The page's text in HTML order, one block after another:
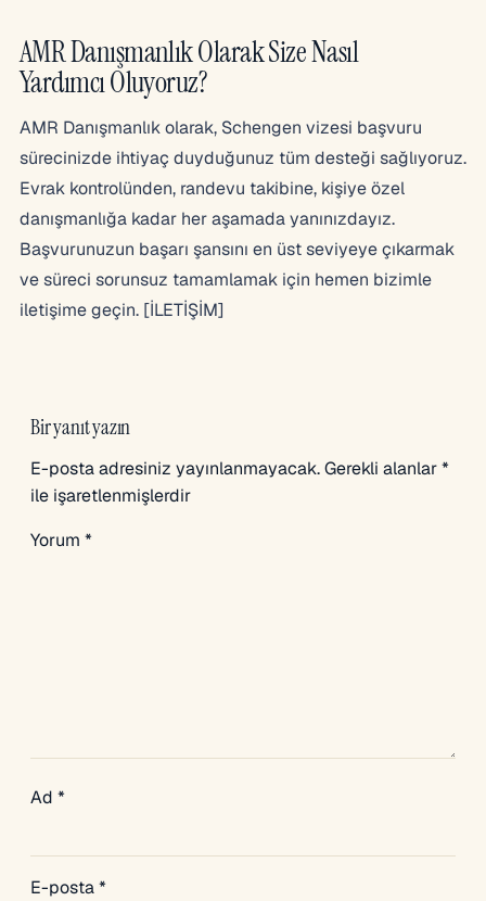
AMR Danışmanlık Olarak Size Nasıl
Yardımcı Oluyoruz?
AMR Danışmanlık olarak, Schengen vizesi başvuru
sürecinizde ihtiyaç duyduğunuz tüm desteği sağlıyoruz.
Evrak kontrolünden, randevu takibine, kişiye özel
danışmanlığa kadar her aşamada yanınızdayız.
Başvurunuzun başarı şansını en üst seviyeye çıkarmak
ve süreci sorunsuz tamamlamak için hemen bizimle
iletişime geçin. [İLETİŞİM]
Bir yanıt yazın
E-posta adresiniz yayınlanmayacak.Gerekli alanlar*
ile işaretlenmişlerdir
Yorum *
Ad *
E-posta*